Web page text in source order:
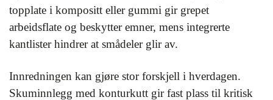
topplate i kompositt eller gummi gir grepet
arbeidsflate og beskytter emner, mens integrerte
kantlister hindrer at smådeler glir av.
Innredningen kan gjøre stor forskjell i hverdagen.
Skuminnlegg med konturkutt gir fast plass til kritisk